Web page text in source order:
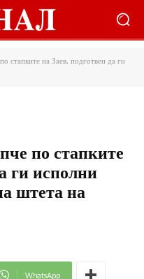
стапките на Заев, подготвен да ги
по стапките
ги исполни
штета на
WhatsApp